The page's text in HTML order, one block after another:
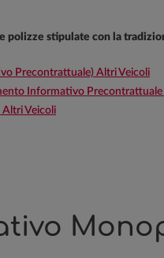
stipulate con la
Precontrattuale) Altri Veicoli
Informativo
Altri Veicoli